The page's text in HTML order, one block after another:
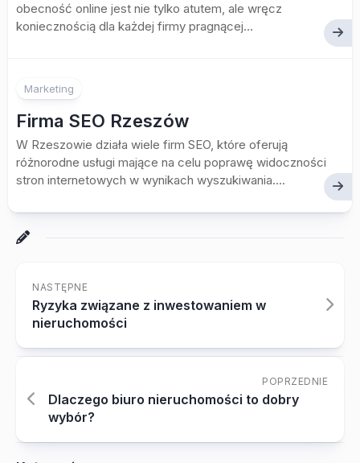
obecność online jest nie tylko atutem, ale wręcz
koniecznością dla każdej firmy pragnącej...
Marketing
Firma SEO Rzeszów
W Rzeszowie działa wiele firm SEO, które oferują
różnorodne usługi mające na celu poprawę widoczności
stron internetowych w wynikach wyszukiwania....
NASTĘPNE
Ryzyka związane z inwestowaniem w
nieruchomości
POPRZEDNIE
Dlaczego biuro nieruchomości to dobry
wybór?